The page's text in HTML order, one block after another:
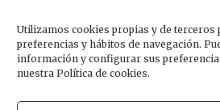
Utilizamos cookies propias y de terceros
preferencias y hábitos de navegación.
información y configurar sus
nuestra Política de cookies.